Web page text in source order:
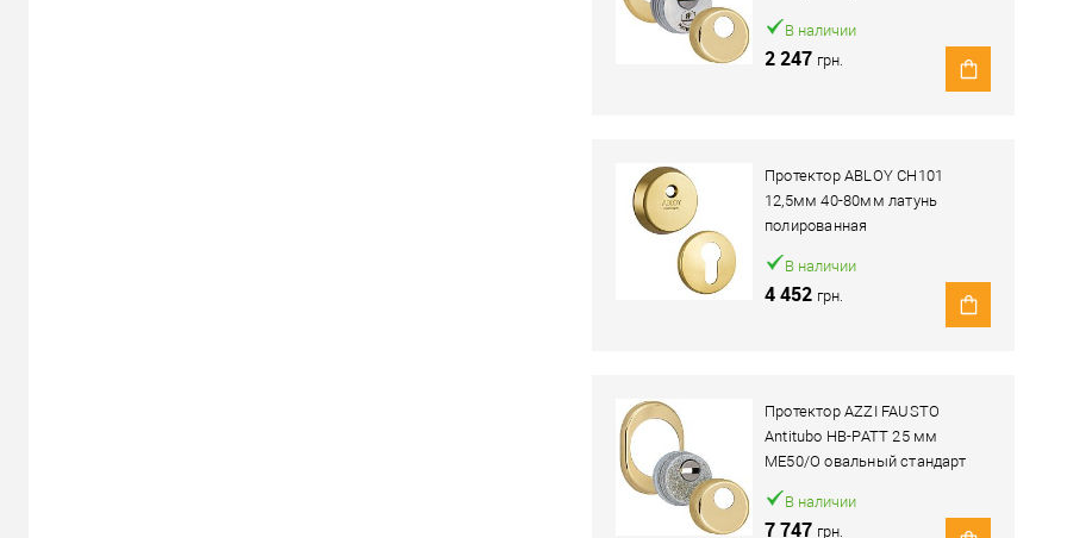
широкий латунь
полированный
В наличии
2 247 грн.
Протектор ABLOY CH101
12,5мм 40-80мм латунь
полированная
В наличии
4 452 грн.
Протектор AZZI FAUSTO
Antitubo HB-PATT 25 мм
ME50/O овальный стандарт
латунь полированная
В наличии
7 747 грн.